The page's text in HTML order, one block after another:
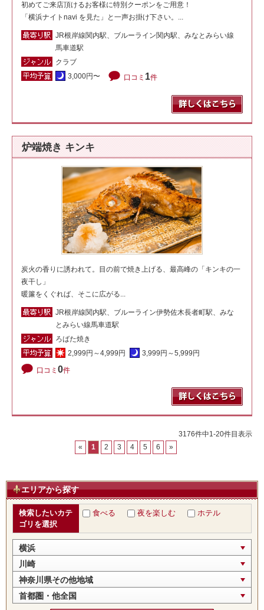
初めてご来店頂けるお客様に特別クーポンをご用意！
「横浜ナイトnavi を見た」と一声お掛け下さい。...
JR根岸線関内駅、ブルーライン関内駅、みなとみらい線
馬車道駅
クラブ
3,000円〜
口コミ 1件
炉端焼き キンキ
炭火の香りに誘われて。目の前で焼き上げる、最高峰の「キンキの一
夜干し」
暖簾をくぐれば、そこに広がる...
JR根岸線関内駅、ブルーライン伊勢佐木長者町駅、みな
とみらい線馬車道駅
ろばた焼き
2,999円～4,999円
3,999円～5,999円
口コミ 0件
3176件中1-20件目表示
«
1 2 3 4 5 6 »
エリアから探す
検索したいカテ
ゴリを選択
食べる 夜を楽しむ ホテル
横浜
川崎
神奈川県その他地域
首都圏・他全国